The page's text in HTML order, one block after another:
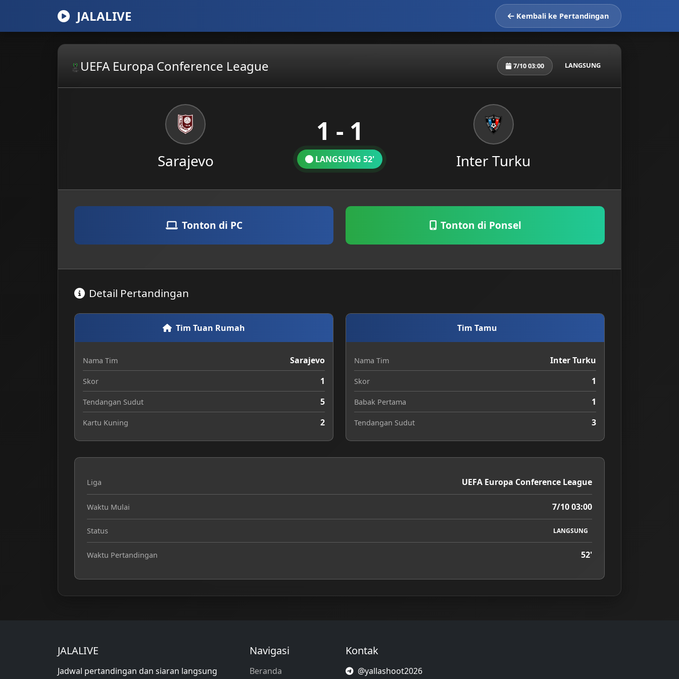
JALALIVE Kembali ke Pertandingan
UEFA Europa Conference League 7/10 03:00 LANGSUNG
Sarajevo
1 - 1
LANGSUNG 52' Inter Turku
Tonton di PC Tonton di Ponsel
Detail Pertandingan
Tim Tuan Rumah
Nama Tim Sarajevo
Skor 1
Tendangan Sudut 5
Kartu Kuning 2
Tim Tamu
Nama Tim Inter Turku
Skor 1
Babak Pertama 1
Tendangan Sudut 3
Liga UEFA Europa Conference League
Waktu Mulai 7/10 03:00
Status LANGSUNG
Waktu Pertandingan 52'
JALALIVE
Jadwal pertandingan dan siaran langsung
Navigasi
Beranda
Kontak
@yallashoot2026